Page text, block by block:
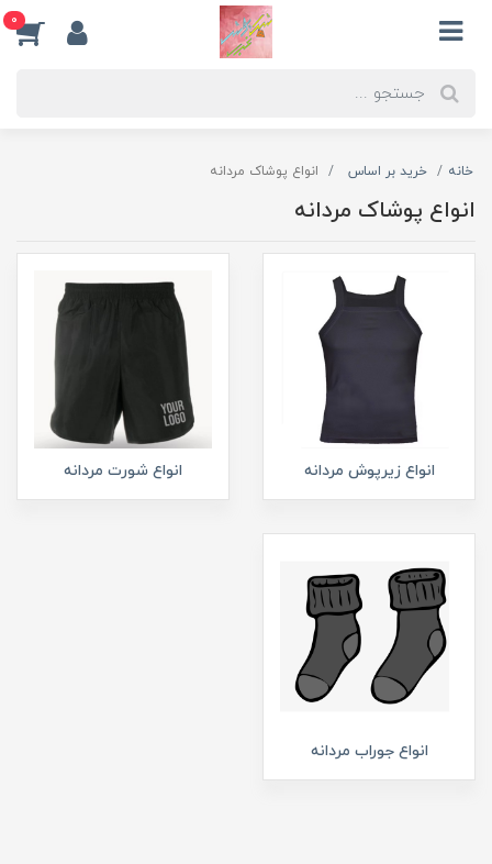
0
خانه خرید بر اساس انواع پوشاک مردانه
انواع پوشاک مردانه
انواع زیرپوش مردانه انواع شورت مردانه
انواع جوراب مردانه